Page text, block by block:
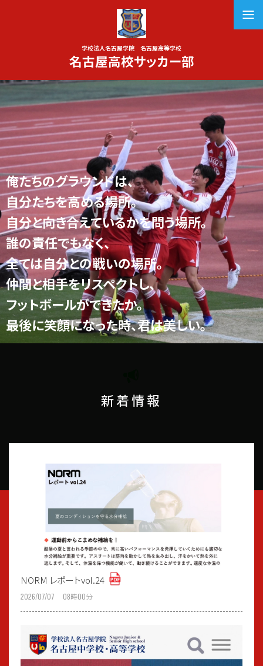
学校法人名古屋学院 名古屋高等学校
名古屋高校サッカー部
俺たちのグラウンドは、
自分たちを高める場所。
自分と向き合えているかを問う場所。
誰の責任でもなく、
全ては自分との戦いの場所。
仲間と相手をリスペクトし、
フットボールができたか。
最後に笑顔になった時、君は美しい。
新着情報
NORM レポートvol.24
2026/07/07 08時00分